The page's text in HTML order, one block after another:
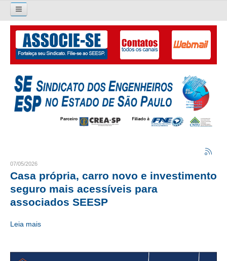
Pesquisar...
O SINDICATO
APRESENTAÇÃO
PALAVRA DO PRESIDENTE
LIVRO GESTÃO 2026-2029
SUBSEDES SINDICAIS
GALERIA EX-PRESIDENTES
ORGANOGRAMA
07/05/2026
Casa própria, carro novo e investimento
seguro mais acessíveis para
associados SEESP
Leia mais